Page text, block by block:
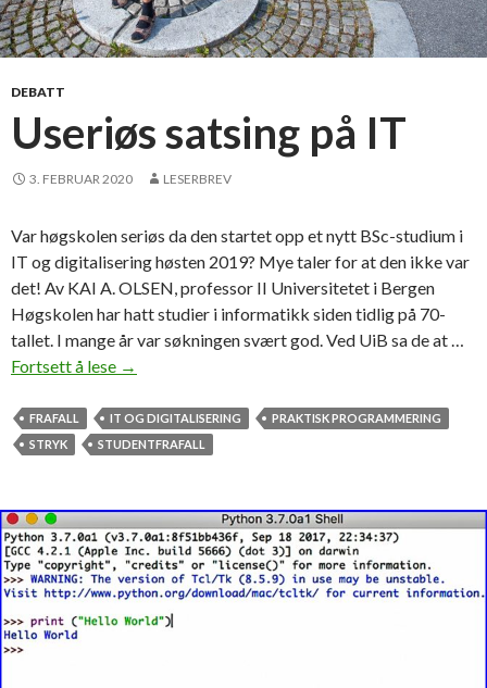
DEBATT
Useriøs satsing på IT
3. FEBRUAR 2020 LESERBREV
Var høgskolen seriøs da den startet opp et nytt BSc-studium i
IT og digitalisering høsten 2019? Mye taler for at den ikke var
det! Av KAI A. OLSEN, professor II Universitetet i Bergen
Høgskolen har hatt studier i informatikk siden tidlig på 70-
tallet. I mange år var søkningen svært god. Ved UiB sa de at …
Fortsett å lese U
e
r
s
s
a
t
s
→
FRAFALL IT OG DIGITALISERING
PRAKTISK PROGRAMMERING
STRYK
STUDENTFRAFALL